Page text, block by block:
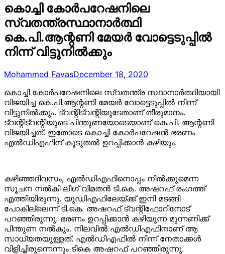
കൊച്ചി കോര്‍പറേഷനിലെ
സ്വതന്ത്രസ്ഥാനാര്‍ത്ഥി
കെ.പി.ആന്റണി മേയര്‍ വോട്ടെടുപ്പില്‍
നിന്ന് വിട്ടുനില്‍ക്കും
Mohammed FavasDecember 18, 2020
കൊച്ചി കോര്‍പറേഷനിലെ സ്വതന്ത്ര സ്ഥാനാര്‍ത്ഥിയായി
വിജയിച്ച കെ.പി.ആന്റണി മേയര്‍ വോട്ടെടുപ്പില്‍ നിന്ന്
വിട്ടുനില്‍ക്കും. ട്വന്റിട്വന്റിയുടേതാണ് തീരുമാനം.
ട്വന്റിട്വന്റിയുടെ പിന്തുണയോടെയാണ് കെ.പി. ആന്റണി
വിജയിച്ചത്. ഇതോടെ കൊച്ചി കോര്‍പറേഷന്‍ ഭരണം
എല്‍ഡിഎഫിന് കൂടുതല്‍ ഉറപ്പിക്കാന്‍ കഴിയും.
കഴിഞ്ഞദിവസം, എല്‍ഡിഎഫിനൊപ്പം നില്‍ക്കുമെന്ന
സൂചന നല്‍കി ലീഗ് വിമതന്‍ ടി.കെ. അഷറഫ് രംഗത്ത്
എത്തിയിരുന്നു. യുഡിഎഫിലേയ്ക്ക് ഇനി മടങ്ങി
പോകില്ലെന്ന് ടി.കെ. അഷറഫ് ട്വന്റിഫോറിനോട്
പറഞ്ഞിരുന്നു. ഭരണം ഉറപ്പിക്കാന്‍ കഴിയുന്ന മുന്നണിക്ക്
പിന്തുണ നല്‍കും. നിലവില്‍ എല്‍ഡിഎഫിനാണ് ആ
സാധ്യതയുള്ളത്. എല്‍ഡിഎഫില്‍ നിന്ന് നേതാക്കള്‍
വിളിച്ചിരുന്നെന്നും ടികെ അഷറഫ് പറഞ്ഞിരുന്നു.